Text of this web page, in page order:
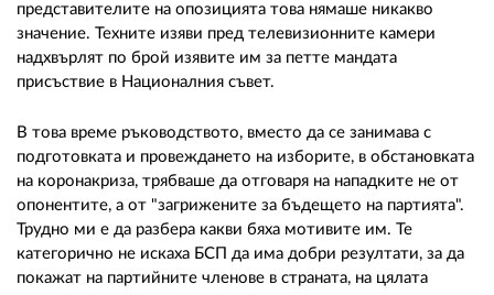
представителите на опозицията това нямаше никакво
значение. Техните изяви пред телевизионните камери
надхвърлят по брой изявите им за петте мандата
присъствие в Националния съвет.
В това време ръководството, вместо да се занимава с
подготовката и провеждането на изборите, в обстановката
на коронакриза, трябваше да отговаря на нападките не от
опонентите, а от "загрижените за бъдещето на партията".
Трудно ми е да разбера какви бяха мотивите им. Те
категорично не искаха БСП да има добри резултати, за да
покажат на партийните членове в страната, на цялата